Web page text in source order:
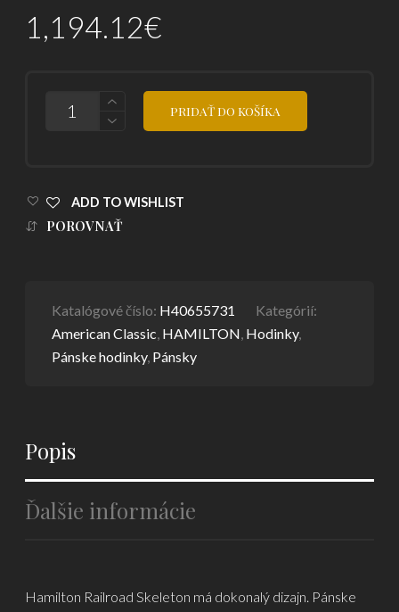
1,194.12€
PRIDAŤ DO KOŠÍKA
ADD TO WISHLIST
POROVNAŤ
Katalógové číslo: H40655731
Kategórií:
American Classic HAMILTON Hodinky,
Pánske hodinky, Pánsky
Popis
Ďalšie informácie
Hamilton Railroad Skeleton má dokonalý dizajn. Pánske